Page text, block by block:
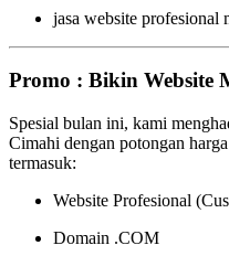
jasa website profesional
Promo : Bikin Website
Spesial bulan ini, kami
Cimahi dengan potongan
termasuk:
Website Profesional
Domain .COM